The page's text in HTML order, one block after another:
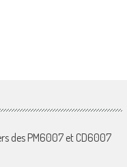
des PM6007 et CD6007